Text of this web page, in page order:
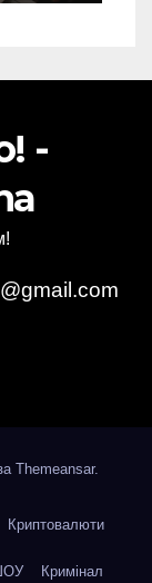
-
Themeansar.
Криптовалюти
Кримінал